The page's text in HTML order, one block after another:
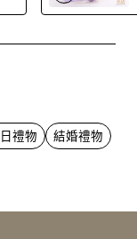
美好心意。我們
味的人而生的。
是那個對生活充
禮物
結婚禮物